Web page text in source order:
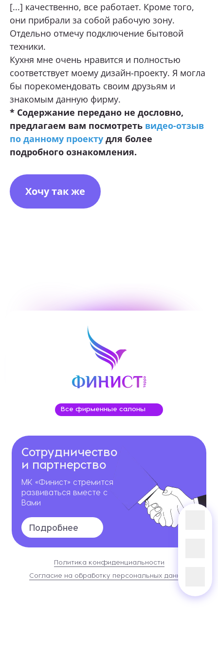
[...] качественно, все работает. Кроме того,
они прибрали за собой рабочую зону.
Отдельно отмечу подключение бытовой
техники.
Кухня мне очень нравится и полностью
соответствует моему дизайн-проекту. Я могла
бы порекомендовать своим друзьям и
знакомым данную фирму.
* Содержание передано не дословно,
предлагаем вам посмотреть видео-отзыв
по данному проекту для более
подробного ознакомления.
Хочу так же
Все фирменные салоны
Сотрудничество
и партнерство
МК «Финист» стремится
развиваться вместе с
Вами
Подробнее
Политика конфиденциальности
Согласие на обработку персональных данных